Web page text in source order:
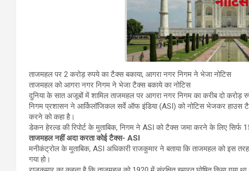
ताजमहल पर 2 करोड़ रुपये का टैक्स बकाया, आगरा नगर निगम ने भेजा नोटिस
ताजमहल को आगरा नगर निगम ने भेजा टैक्स बकाये का नोटिस
दुनिया के सात अजूबों में शामिल ताजमहल पर आगरा नगर निगम का करीब दो करोड़
निगम प्रशासन ने आर्किलॉजिकल सर्वे ऑफ इंडिया (ASI) को नोटिस भेजकर
करने को कहा है।
डेकन हेरल्ड की रिपोर्ट के मुताबिक, निगम ने ASI को टैक्स जमा करने के लिए सिर्फ
ताजमहल नहीं अदा करता कोई टैक्स- ASI
मनीकंट्रोल के मुताबिक, ASI अधिकारी राजकुमार ने बताया कि ताजमहल को इस
गया हो।